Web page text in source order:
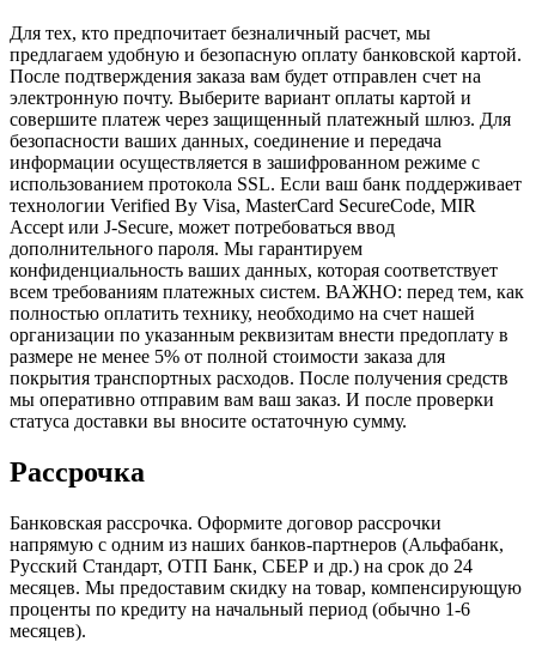
Для тех, кто предпочитает безналичный расчет, мы
предлагаем удобную и безопасную оплату банковской картой.
После подтверждения заказа вам будет отправлен счет на
электронную почту. Выберите вариант оплаты картой и
совершите платеж через защищенный платежный шлюз. Для
безопасности ваших данных, соединение и передача
информации осуществляется в зашифрованном режиме с
использованием протокола SSL. Если ваш банк поддерживает
технологии Verified By Visa, MasterCard SecureCode, MIR
Accept или J-Secure, может потребоваться ввод
дополнительного пароля. Мы гарантируем
конфиденциальность ваших данных, которая соответствует
всем требованиям платежных систем. ВАЖНО: перед тем, как
полностью оплатить технику, необходимо на счет нашей
организации по указанным реквизитам внести предоплату в
размере не менее 5% от полной стоимости заказа для
покрытия транспортных расходов. После получения средств
мы оперативно отправим вам ваш заказ. И после проверки
статуса доставки вы вносите остаточную сумму.
Рассрочка
Банковская рассрочка. Оформите договор рассрочки
напрямую с одним из наших банков-партнеров (Альфабанк,
Русский Стандарт, ОТП Банк, СБЕР и др.) на срок до 24
месяцев. Мы предоставим скидку на товар, компенсирующую
проценты по кредиту на начальный период (обычно 1-6
месяцев).